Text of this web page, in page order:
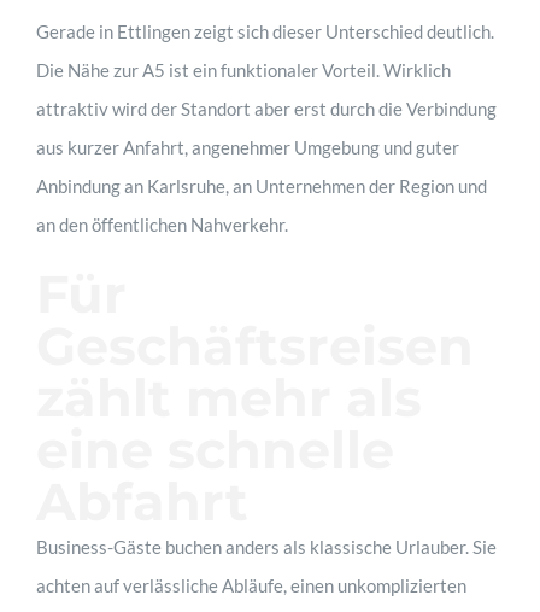
Gerade in Ettlingen zeigt sich dieser Unterschied deutlich.
Die Nähe zur A5 ist ein funktionaler Vorteil. Wirklich
attraktiv wird der Standort aber erst durch die Verbindung
aus kurzer Anfahrt, angenehmer Umgebung und guter
Anbindung an Karlsruhe, an Unternehmen der Region und
an den öffentlichen Nahverkehr.
Business-Gäste buchen anders als klassische Urlauber. Sie
achten auf verlässliche Abläufe, einen unkomplizierten